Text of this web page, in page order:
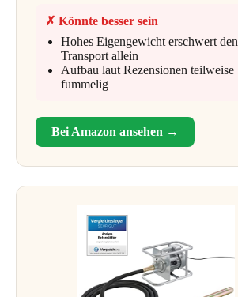
✗ Könnte besser sein
Hohes Eigengewicht erschwert den
Transport allein
Aufbau laut Rezensionen teilweise
fummelig
Bei Amazon ansehen →